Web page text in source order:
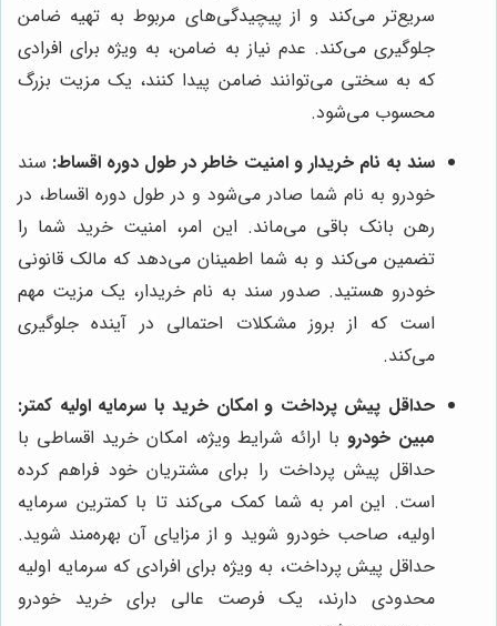
سریع‌تر می‌کند و از پیچیدگی‌های مربوط به تهیه ضامن
جلوگیری می‌کند. عدم نیاز به ضامن، به ویژه برای افرادی
که به سختی می‌توانند ضامن پیدا کنند، یک مزیت بزرگ
محسوب می‌شود.
سند به نام خریدار و امنیت خاطر در طول دوره اقساط: سند
خودرو به نام شما صادر می‌شود و در طول دوره اقساط، در
رهن بانک باقی می‌ماند. این امر، امنیت خرید شما را
تضمین می‌کند و به شما اطمینان می‌دهد که مالک قانونی
خودرو هستید. صدور سند به نام خریدار، یک مزیت مهم
است که از بروز مشکلات احتمالی در آینده جلوگیری
می‌کند.
حداقل پیش پرداخت و امکان خرید با سرمایه اولیه کمتر:
مبین خودرو با ارائه شرایط ویژه، امکان خرید اقساطی با
حداقل پیش پرداخت را برای مشتریان خود فراهم کرده
است. این امر به شما کمک می‌کند تا با کمترین سرمایه
اولیه، صاحب خودرو شوید و از مزایای آن بهره‌مند شوید.
حداقل پیش پرداخت، به ویژه برای افرادی که سرمایه اولیه
محدودی دارند، یک فرصت عالی برای خرید خودرو